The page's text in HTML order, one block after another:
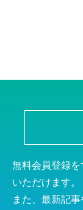
無料会員登録
いただけます。
また、最新記